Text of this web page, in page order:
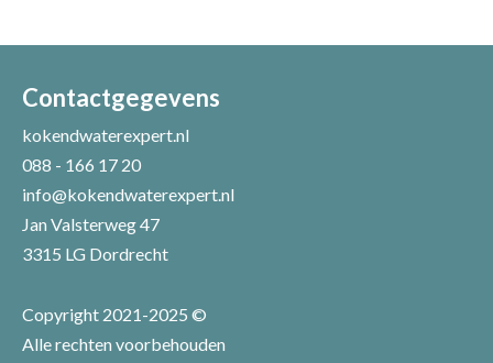
Uw naam *
Uw recensie *
Contactgegevens
kokendwaterexpert.nl
088 - 166 17 20
info@kokendwaterexpert.nl
Jan Valsterweg 47
3315 LG Dordrecht
Copyright 2021-2025 ©
Alle rechten voorbehouden